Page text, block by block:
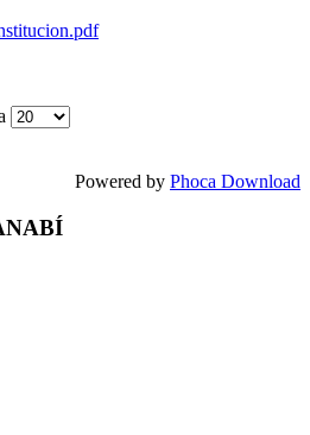
Powered by Phoca Download